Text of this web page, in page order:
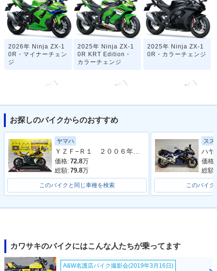
2026年 Ninja ZX-1
0R・マイナーチェン
ジ
2025年 Ninja ZX-1
0R KRT Edition・
カラーチェンジ
2025年 Ninja ZX-1
0R・カラーチェンジ
2024年 Ninja ZX-1
0R 40th Anniversar
y Edition・特別・限
定仕様
カラーチェンジ
2024年 Ninja ZX-1
0R・カラーチェンジ
0R KRT Edition・
カラーチェンジ
0R KRT Edition・
カラーチェンジ
0R・カラーチェンジ
お探しのバイクからのおすすめ
ヤマハ
ＹＺＦ−Ｒ１ ２００６年モデル 逆車 ストライカーサイレンサー フェンダーレス エンジンスライダー シングルシート
価格: 72.8万
総額: 79.8万
このバイクと同じ車種を検索
スズ
価格:
総額:
このバイク
カワサキのバイクにはこんな人たちが乗ってます
A&W名護店バイク撮影会(2019年3月16日)